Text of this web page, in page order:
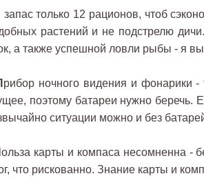
запас только 12 рационов, чтоб
растений и не подстрелю
а также успешной ловли рыбы - я
рибор ночного видения и фонарики -
поэтому батареи нужно
ситуации можно и без
ольза карты и компаса несомненна -
что рискованно. Знание карты и